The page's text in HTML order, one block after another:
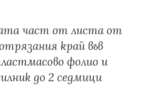
част от листа от
край във
фолио и
до 2 седмици